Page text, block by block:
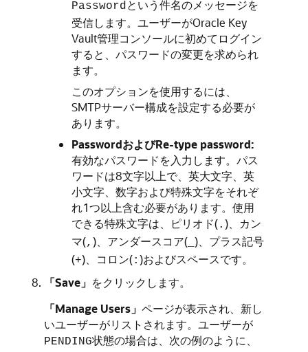
Passwordという件名のメッセージを
受信します。ユーザーがOracle Key
Vault管理コンソールに初めてログイン
すると、パスワードの変更を求められ
ます。
このオプションを使用するには、
SMTPサーバー構成を設定する必要が
あります。
PasswordおよびRe-type password:
有効なパスワードを入力します。パス
ワードは8文字以上で、英大文字、英
小文字、数字および特殊文字をそれぞ
れ1つ以上含む必要があります。使用
できる特殊文字は、ピリオド(. )、カン
マ(, )、アンダースコア( )、プラス記号
(+)、コロン(: )およびスペースです。
「Save」 をクリックします。
「Manage Users」 ページが表示され、新し
いユーザーがリストされます。ユーザーが
PENDING状態の場合は、次の例のように、